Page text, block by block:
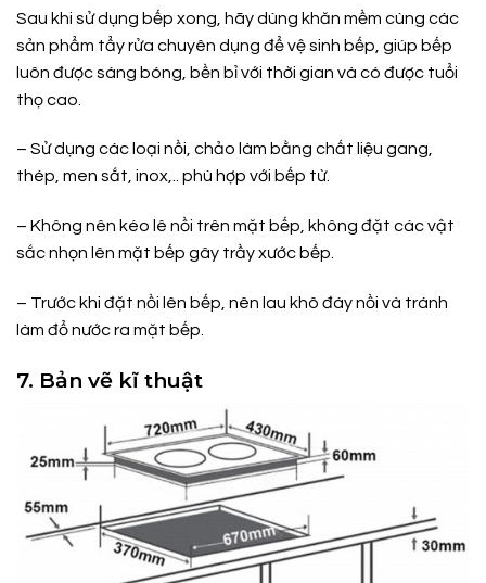
Sau khi sử dụng bếp xong, hãy dùng khăn mềm cùng các
sản phẩm tẩy rửa chuyên dụng để vệ sinh bếp, giúp bếp
luôn được sáng bóng, bền bỉ với thời gian và có được tuổi
thọ cao.
– Sử dụng các loại nồi, chảo làm bằng chất liệu gang,
thép, men sắt, inox,.. phù hợp với bếp từ.
– Không nên kéo lê nồi trên mặt bếp, không đặt các vật
sắc nhọn lên mặt bếp gây trầy xước bếp.
– Trước khi đặt nồi lên bếp, nên lau khô đáy nồi và tránh
làm đổ nước ra mặt bếp.
7. Bản vẽ kĩ thuật